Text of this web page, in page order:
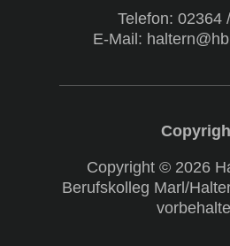
Telefon: 02364
E-Mail:
Copyright © 2026
Berufskolleg Marl/